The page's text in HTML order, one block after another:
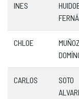
INES
CHLOE
MUÑOZ
CARLOS
SOTO